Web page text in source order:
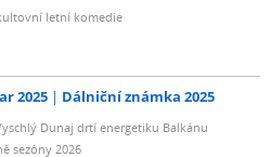
letní komedie
2025 Dálniční známka 2025
Dunaj drtí energetiku Balkánu
sezóny 2026